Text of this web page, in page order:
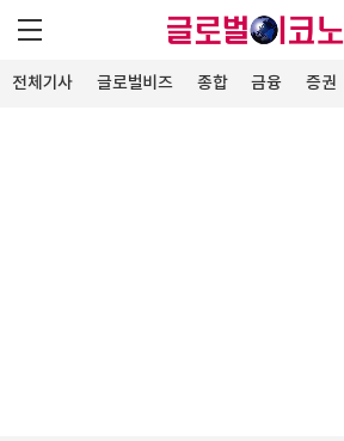
전체기사 글로벌비즈 종합 금융 증권